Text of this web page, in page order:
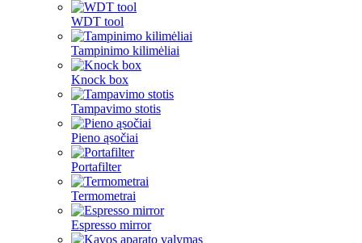
WDT tool
Tampinimo kilimėliai
Knock box
Tampavimo stotis
Pieno ąsočiai
Portafilter
Termometrai
Espresso mirror